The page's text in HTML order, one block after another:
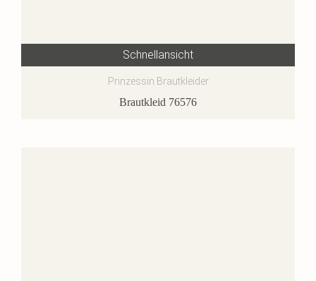
Schnellansicht
Prinzessin Brautkleider
Brautkleid 76576